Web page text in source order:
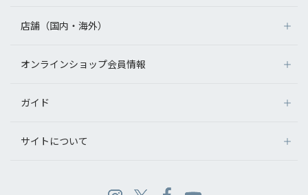
店舗（国内・海外）
オンラインショップ会員情報
ガイド
サイトについて